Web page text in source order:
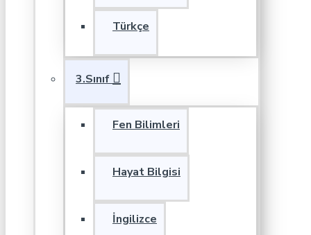
Türkçe
3.Sınıf
Fen Bilimleri
Hayat Bilgisi
İngilizce